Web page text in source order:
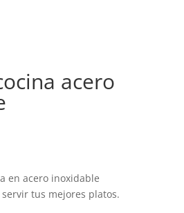
acero
en acero inoxidable
tus mejores platos.